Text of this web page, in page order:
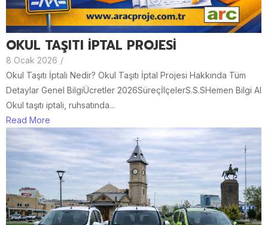
OKUL TAŞITI İPTAL PROJESİ
8 Ocak 2026 /
Okul Taşıtı İptali Nedir? Okul Taşıtı İptal Projesi Hakkında Tüm
Detaylar Genel BilgiÜcretler 2026SüreçİlçelerS.S.SHemen Bilgi Al
Okul taşıtı iptali, ruhsatında...
Read More